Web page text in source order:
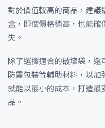
對於價值較高的商品，建議
盒，即使價格稍高，也能確
失。
除了選擇適合的破壞袋，還
防震包裝等輔助材料，以加
就能以最小的成本，打造最
品。